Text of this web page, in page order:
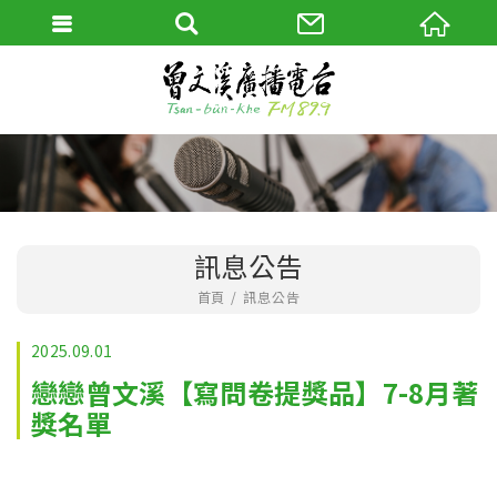
訊息公告
首頁 訊息公告
2025.09.01
戀戀曾文溪【寫問卷提獎品】7-8月著
獎名單